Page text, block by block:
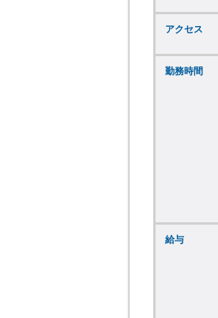
アクセス
勤務時間
給与